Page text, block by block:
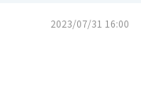
2023/07/31 16:00